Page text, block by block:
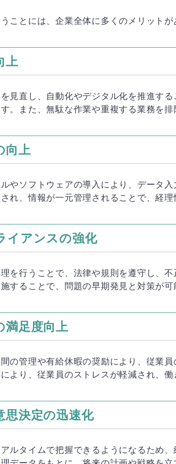
ことには、企業全体に多くのメリット
上
見直し、自動化やデジタル化を推進す
。また、無駄な作業や重複する業務を
向上
やソフトウェアの導入により、データ
れ、情報が一元管理されることで、経理
イアンスの強化
を行うことで、法律や規則を遵守し、
することで、問題の早期発見と対策が可
満足度向上
の管理や有給休暇の奨励により、従業
より、従業員のストレスが軽減され、働
思決定の迅速化
ルタイムで把握できるようになるため